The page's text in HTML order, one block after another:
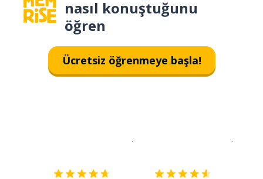
nasıl konuştuğunu
öğren
Ücretsiz öğrenmeye başla!